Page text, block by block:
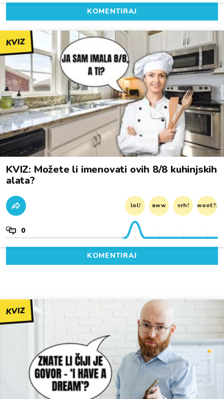
KOMENTIRAJ
KVIZ
KVIZ: Možete li imenovati ovih 8/8 kuhinjskih
alata?
lol! aww vrh! woot?!
0
KOMENTIRAJ
KVIZ